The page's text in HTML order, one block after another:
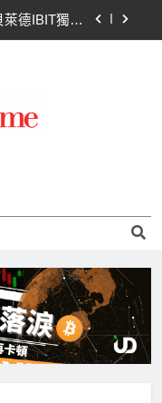
萊德IBIT獨佔
關鍵 期貨槓
比率逼近0.65
德IBIT獨佔
總統道德條
塊鏈、NFT、加密貨